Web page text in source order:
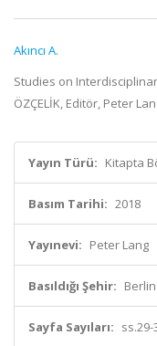
Akıncı A.
Studies on
ÖZÇELİK, Editör, Peter
Yayın Türü: Kitapta
Basım Tarihi: 2018
Yayınevi: Peter Lang
Basıldığı Şehir: Berlin
Sayfa Sayıları: ss.29-